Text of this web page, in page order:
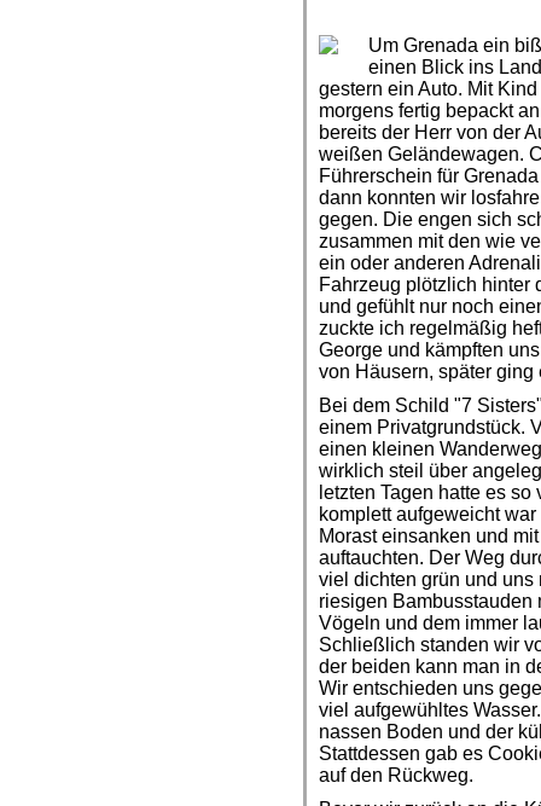
Um Grenada ein
einen Blick ins
gestern ein Auto. Mit
morgens fertig bepackt
bereits der Herr von der
weißen Geländewagen.
Führerschein für
dann konnten wir
gegen. Die engen sich
zusammen mit den wie
ein oder anderen
Fahrzeug plötzlich hinter
und gefühlt nur noch
zuckte ich regelmäßig
George und kämpften
von Häusern, später
Bei dem Schild "7
einem Privatgrundstück.
einen kleinen
wirklich steil über
letzten Tagen hatte es
komplett aufgeweicht
Morast einsanken und
auftauchten. Der Weg
viel dichten grün und
riesigen Bambusstauden
Vögeln und dem immer
Schließlich standen wir
der beiden kann man in
Wir entschieden uns
viel aufgewühltes
nassen Boden und der
Stattdessen gab es
auf den Rückweg.